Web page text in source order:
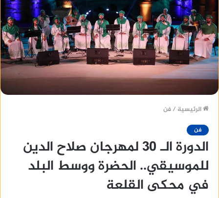
الرئيسية /فن
فن
الدورة الـ 30 لمهرجان صلاح الدين
للموسيقي.. الحضرة ووسط البلد
في محكى القلعة